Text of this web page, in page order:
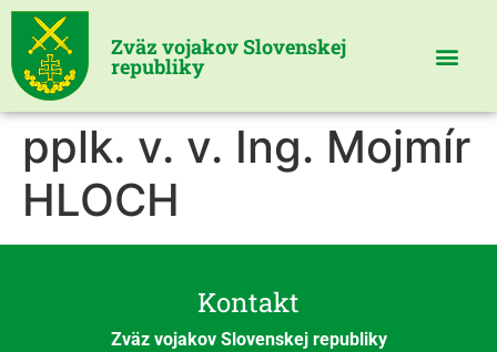
Zväz vojakov Slovenskej
republiky
pplk. v. v. Ing. Mojmír
HLOCH
Kontakt
Zväz vojakov Slovenskej republiky